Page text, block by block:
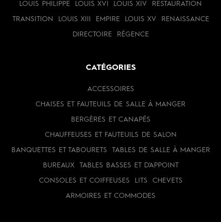
LOUIS PHILIPPE LOUIS XVI LOUIS XIV RESTAURATION
TRANSITION LOUIS XIII EMPIRE LOUIS XV RENAISSANCE
DIRECTOIRE RÉGENCE
CATÉGORIES
ACCESSOIRES
CHAISES ET FAUTEUILS DE SALLE À MANGER
BERGÈRES ET CANAPÉS
CHAUFFEUSES ET FAUTEUILS DE SALON
BANQUETTES ET TABOURETS TABLES DE SALLE À MANGER
BUREAUX TABLES BASSES ET D'APPOINT
CONSOLES ET COIFFEUSES LITS CHEVETS
ARMOIRES ET COMMODES